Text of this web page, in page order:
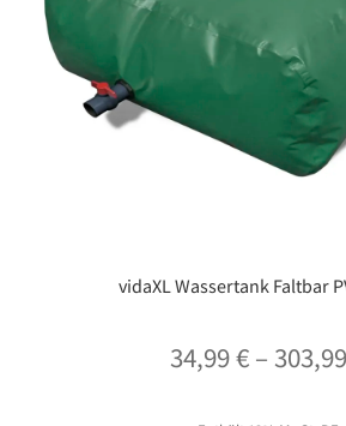
vidaXL Wassertank Faltbar
34,99€ – 303,99